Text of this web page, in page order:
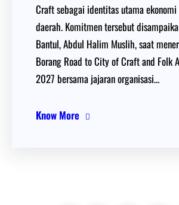
Craft sebagai identitas utama
daerah. Komitmen tersebut
Bantul, Abdul Halim Muslih, saat
Borang Road to City of Craft and Folk
2027 bersama jajaran organisasi…
Know More